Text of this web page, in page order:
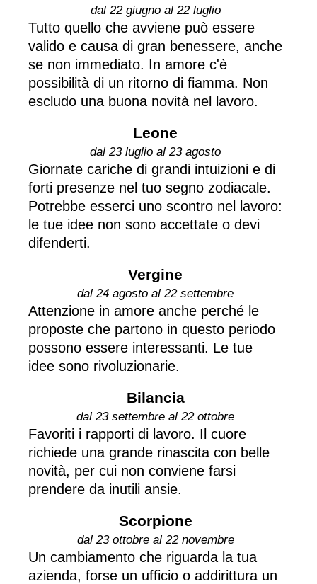
dal 22 giugno al 22 luglio
Tutto quello che avviene può essere
valido e causa di gran benessere, anche
se non immediato. In amore c'è
possibilità di un ritorno di fiamma. Non
escludo una buona novità nel lavoro.
Leone
dal 23 luglio al 23 agosto
Giornate cariche di grandi intuizioni e di
forti presenze nel tuo segno zodiacale.
Potrebbe esserci uno scontro nel lavoro:
le tue idee non sono accettate o devi
difenderti.
Vergine
dal 24 agosto al 22 settembre
Attenzione in amore anche perché le
proposte che partono in questo periodo
possono essere interessanti. Le tue
idee sono rivoluzionarie.
Bilancia
dal 23 settembre al 22 ottobre
Favoriti i rapporti di lavoro. Il cuore
richiede una grande rinascita con belle
novità, per cui non conviene farsi
prendere da inutili ansie.
Scorpione
dal 23 ottobre al 22 novembre
Un cambiamento che riguarda la tua
azienda, forse un ufficio o addirittura un